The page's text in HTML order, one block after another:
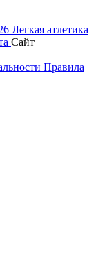
Легкая атлетика
Сайт
Правила